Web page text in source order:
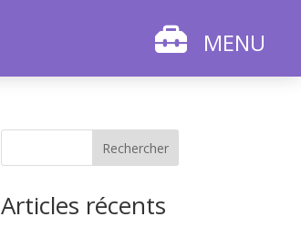
MENU
Rechercher
Articles récents